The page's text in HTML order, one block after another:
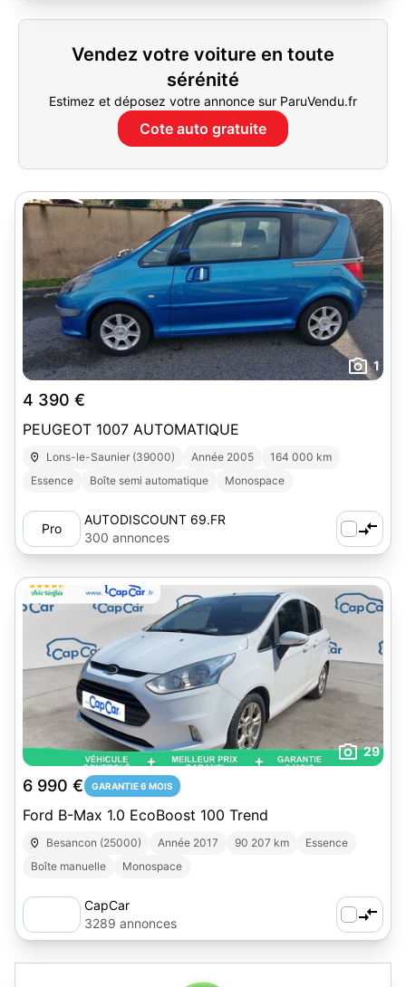
Vendez votre voiture en toute
sérénité
Estimez et déposez votre annonce sur ParuVendu.fr
Cote auto gratuite
1
4 390 €
PEUGEOT 1007 AUTOMATIQUE
Lons-le-Saunier (39000) Année 2005
164 000 km
Essence
Boîte semi automatique Monospace
Pro
AUTODISCOUNT 69.FR
300 annonces
29
6 990 € GARANTIE 6 MOIS
Ford B-Max 1.0 EcoBoost 100 Trend
Besancon (25000) Année 2017 90 207 km
Essence
Boîte manuelle
Monospace
CapCar
3289 annonces